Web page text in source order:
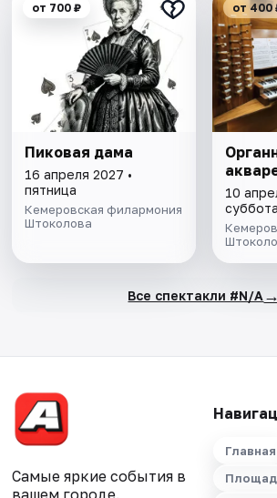
от 700 ₽
Пиковая дама
16 апреля 2027 •
пятница
Кемеровская филармония
Штоколова
от 400
10
суббота
Все спектакли #N/A →
Самые яркие события в
Главная